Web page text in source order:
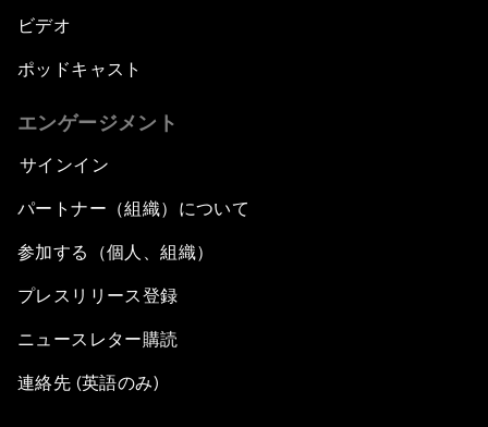
ビデオ
ポッドキャスト
エンゲージメント
サインイン
パートナー（組織）について
参加する（個人、組織）
プレスリリース登録
ニュースレター購読
連絡先 (英語のみ)